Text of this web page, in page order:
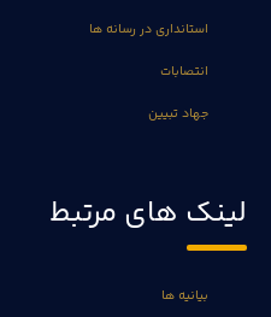
استانداری در رسانه ها
انتصابات
جهاد تبیین
لینک های مرتبط
بیانیه ها